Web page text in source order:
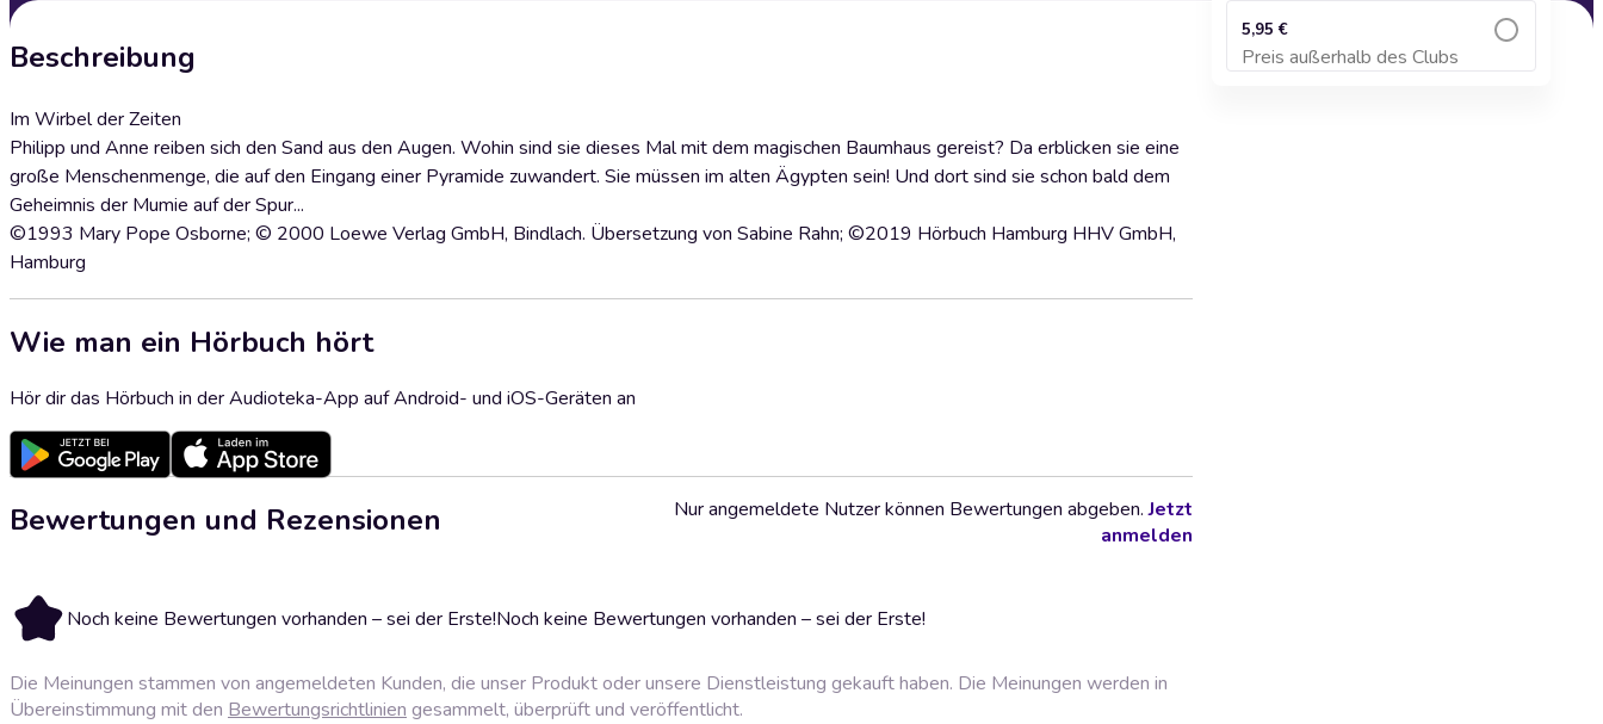
Beschreibung
Im Wirbel der Zeiten
Philipp und Anne reiben sich den Sand aus den Augen. Wohin sind sie dieses Mal mit dem magischen Baumhaus gereist? Da erblicken sie eine
große Menschenmenge, die auf den Eingang einer Pyramide zuwandert. Sie müssen im alten Ägypten sein! Und dort sind sie schon bald dem
Geheimnis der Mumie auf der Spur...
©1993 Mary Pope Osborne; © 2000 Loewe Verlag GmbH, Bindlach. Übersetzung von Sabine Rahn; ©2019 Hörbuch Hamburg HHV GmbH,
Hamburg
Wie man ein Hörbuch hört
Hör dir das Hörbuch in der Audioteka-App auf Android- und iOS-Geräten an
Bewertungen und Rezensionen
Noch keine Bewertungen vorhanden – sei der Erste!Noch keine Bewertungen vorhanden – sei der Erste!
Nur angemeldete Nutzer können Bewertungen abgeben.Jetzt
anmelden
Die Meinungen stammen von angemeldeten Kunden, die unser Produkt oder unsere Dienstleistung gekauft haben. Die Meinungen werden in
Übereinstimmung mit den Bewertungsrichtlinien gesammelt, überprüft und veröffentlicht.
5,95 €
Preis außerhalb des Clubs
Zum Warenkorb hinzufügen